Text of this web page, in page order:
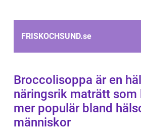
FRISKOCHSUND.se
Broccolisoppa är en
näringsrik maträtt
mer populär bland
människor